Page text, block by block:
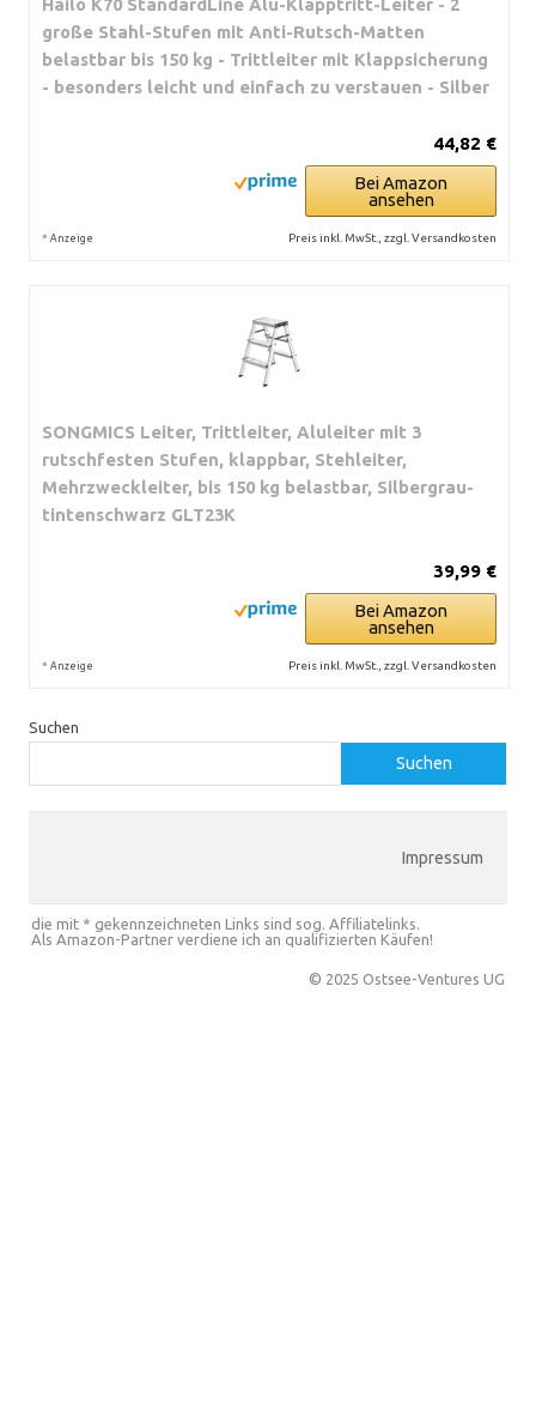
große Stahl-Stufen mit Anti-Rutsch-Matten
belastbar bis 150 kg - Trittleiter mit Klappsicherung
- besonders leicht und einfach zu verstauen - Silber
44,82 €
Bei Amazon
ansehen
* Anzeige Preis inkl. MwSt., zzgl. Versandkosten
SONGMICS Leiter, Trittleiter, Aluleiter mit 3
rutschfesten Stufen, klappbar, Stehleiter,
Mehrzweckleiter, bis 150 kg belastbar, Silbergrau-
tintenschwarz GLT23K
39,99 €
Bei Amazon
ansehen
* Anzeige Preis inkl. MwSt., zzgl. Versandkosten
Suchen
Suchen
Impressum
die mit * gekennzeichneten Links sind sog. Affiliatelinks.
Als Amazon-Partner verdiene ich an qualifizierten Käufen!
© 2025 Ostsee-Ventures UG